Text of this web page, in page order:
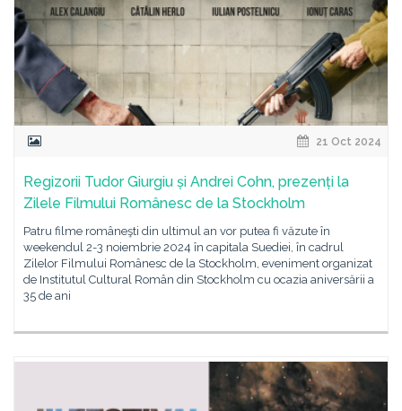
21 Oct 2024
Regizorii Tudor Giurgiu și Andrei Cohn, prezenți la
Zilele Filmului Românesc de la Stockholm
Patru filme româneşti din ultimul an vor putea fi văzute în
weekendul 2-3 noiembrie 2024 în capitala Suediei, în cadrul
Zilelor Filmului Românesc de la Stockholm, eveniment organizat
de Institutul Cultural Român din Stockholm cu ocazia aniversării a
35 de ani